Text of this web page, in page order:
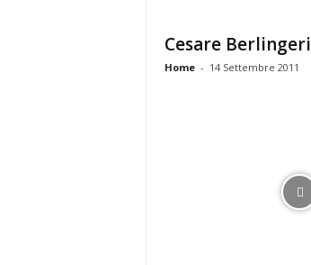
Cesare Berlingeri
Home - 14 Settembre 2011